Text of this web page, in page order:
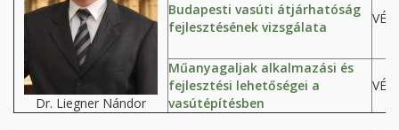
Dr. Liegner Nándor
Budapesti vasúti átjárhatóság
fejlesztésének vizsgálata
Műanyagaljak alkalmazási és
fejlesztési lehetőségei a
vasútépítésben